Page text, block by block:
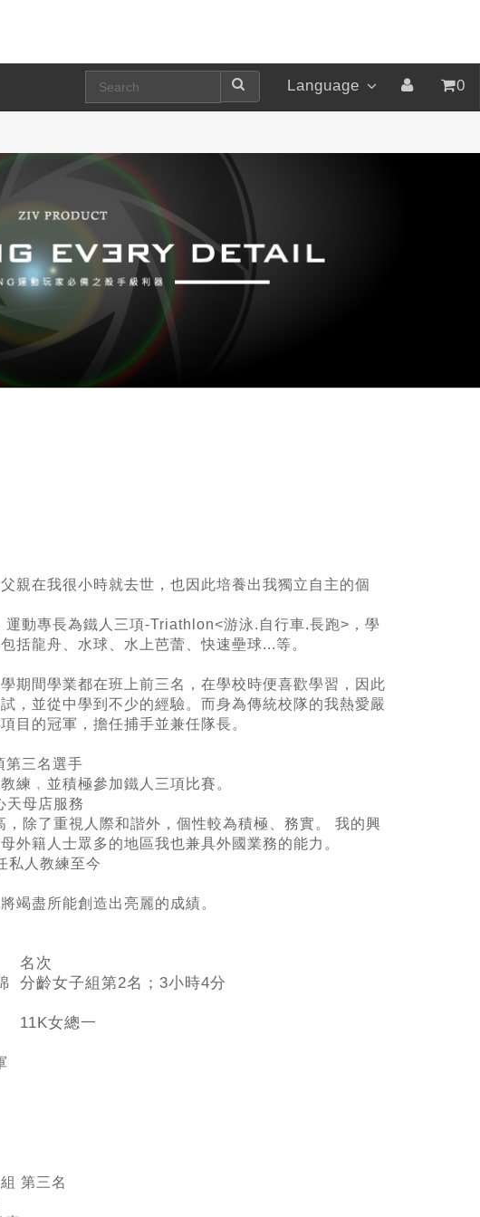
Language 0
親在我很小時就去世，也因此培養出我獨立自主的個
運動專長為鐵人三項-Triathlon<游泳.自行車.長跑>，學
括龍舟、水球、水上芭蕾、快速壘球...等。
期間學業都在班上前三名，在學校時便喜歡學習，因此
，並從中學到不少的經驗。而身為傳統校隊的我熱愛嚴
目的冠軍，擔任捕手並兼任隊長。
第三名選手
練﹐並積極參加鐵人三項比賽。
天母店服務
除了重視人際和諧外，個性較為積極、務實。 我的興
外籍人士眾多的地區我也兼具外國業務的能力。
私人教練至今
竭盡所能創造出亮麗的成績。
名次
分齡女子組第2名；3小時4分
11K女總一
第三名